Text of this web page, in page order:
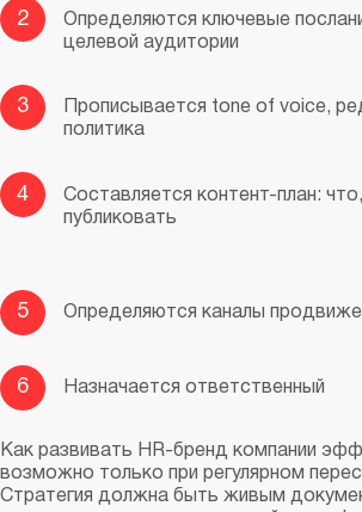
2
Определяются ключевые
целевой аудитории
3
Прописывается tone of voice,
политика
4
Составляется контент-план:
публиковать
5 Определяются каналы
6 Назначается ответственный
Как развивать HR-бренд компании
возможно только при регулярном
Стратегия должна быть живым